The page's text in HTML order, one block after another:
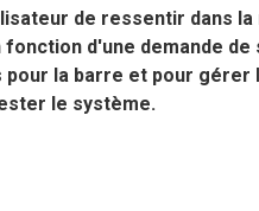
de ressentir dans la
d'une demande de
la barre et pour gérer
le système.